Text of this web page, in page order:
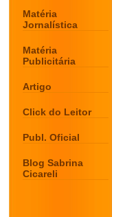
Matéria
Jornalística
Matéria
Publicitária
Artigo
Click do Leitor
Publ. Oficial
Blog Sabrina
Cicareli